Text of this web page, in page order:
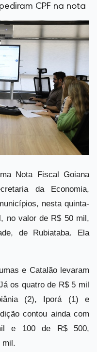
CPF na nota
Nota Fiscal Goiana
da Economia,
nesta quinta-
no valor de R$ 50 mil,
de Rubiataba. Ela
e Catalão levaram
os quatro de R$ 5 mil
(2), Iporá (1) e
contou ainda com
e 100 de R$ 500,
mil.